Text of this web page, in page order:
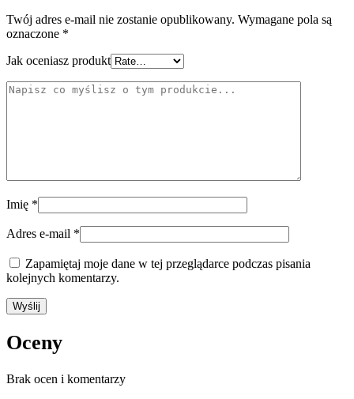
Twój adres e-mail nie zostanie opublikowany. Wymagane pola są
oznaczone *
Jak oceniasz produkt
Imię *
Adres e-mail *
Zapamiętaj moje dane w tej przeglądarce podczas pisania
kolejnych komentarzy.
Oceny
Brak ocen i komentarzy